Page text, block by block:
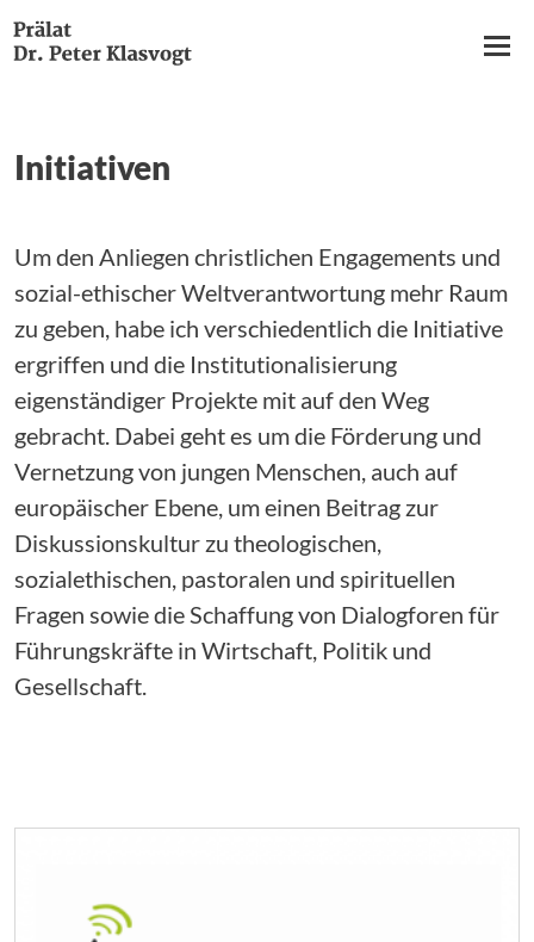
zum
Hauptnavigation
AUFGABEN
KOLUMNEN & IMPULSE
ZUR PERSON
PUBLIKATIONEN
Initiativen
Um den Anliegen christlichen Engagements und
sozial-ethischer Weltverantwortung mehr Raum
zu geben, habe ich verschiedentlich die Initiative
ergriffen und die Institutionalisierung
eigenständiger Projekte mit auf den Weg
gebracht. Dabei geht es um die Förderung und
Vernetzung von jungen Menschen, auch auf
europäischer Ebene, um einen Beitrag zur
Diskussionskultur zu theologischen,
sozialethischen, pastoralen und spirituellen
Fragen sowie die Schaffung von Dialogforen für
Führungskräfte in Wirtschaft, Politik und
Gesellschaft.